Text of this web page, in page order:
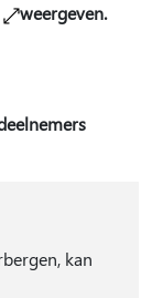
weergeven.
kan